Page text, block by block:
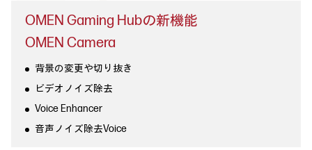
OMEN Gaming Hubの新機能
OMEN Camera
背景の変更や切り抜き
ビデオノイズ除去
Voice Enhancer
音声ノイズ除去Voice